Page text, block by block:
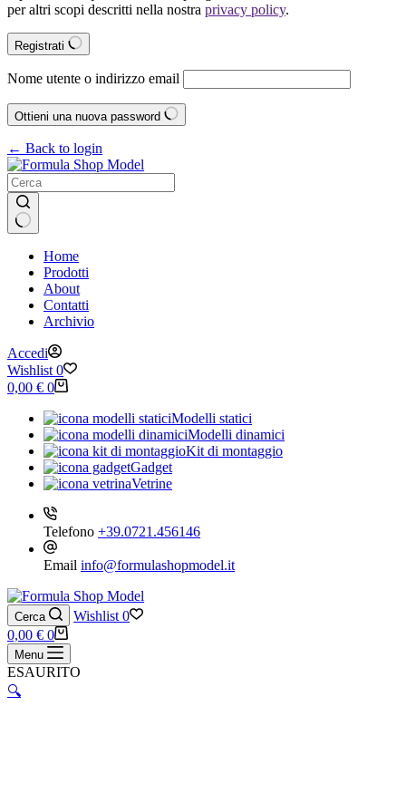
per altri scopi descritti nella nostra privacy policy.
Registrati
Nome utente o indirizzo email
Ottieni una nuova password
← Back to login
risultatoHome
Prodotti
About
Contatti
Archivio
Accedi
Wishlist 0
Carrello
0,00 € 0
Modelli statici
Modelli dinamici
Kit di montaggio
Gadget
Vetrine
Telefono +39.0721.456146
Email info@formulashopmodel.it
Cerca Wishlist 0
Carrello
0,00 € 0
Menu
ESAURITO
🔍